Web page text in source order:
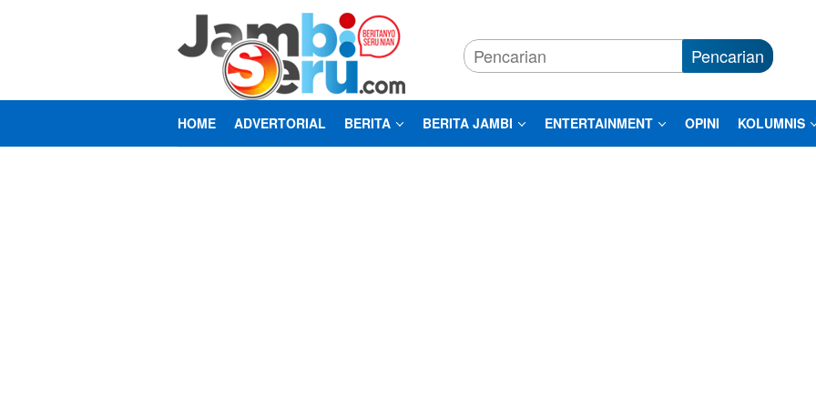
Pencarian
HOME ADVERTORIAL BERITA BERITA JAMBI ENTERTAINMENT OPINI KOLUMNIS